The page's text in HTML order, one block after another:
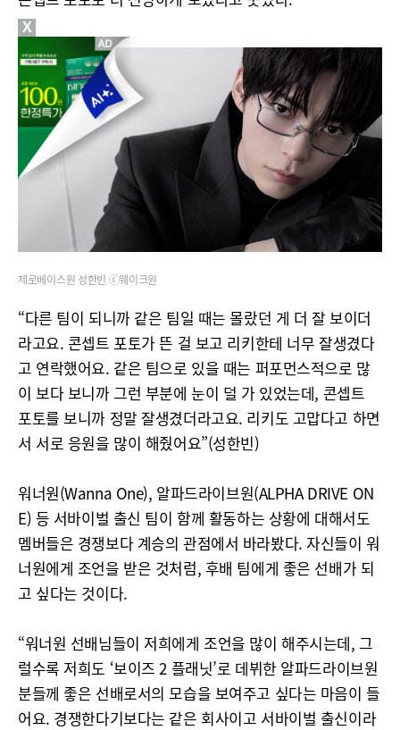
제로베이스원 성한빈 ⓒ웨이크원
“다른 팀이 되니까 같은 팀일 때는 몰랐던 게 더 잘 보이더
라고요. 콘셉트 포토가 뜬 걸 보고 리키한테 너무 잘생겼다
고 연락했어요. 같은 팀으로 있을 때는 퍼포먼스적으로 많
이 보다 보니까 그런 부분에 눈이 덜 가 있었는데, 콘셉트
포토를 보니까 정말 잘생겼더라고요. 리키도 고맙다고 하면
서 서로 응원을 많이 해줬어요”(성한빈)
워너원(Wanna One), 알파드라이브원(ALPHA DRIVE ON
E) 등 서바이벌 출신 팀이 함께 활동하는 상황에 대해서도
멤버들은 경쟁보다 계승의 관점에서 바라봤다. 자신들이 워
너원에게 조언을 받은 것처럼, 후배 팀에게 좋은 선배가 되
고 싶다는 것이다.
“워너원 선배님들이 저희에게 조언을 많이 해주시는데, 그
럴수록 저희도 ‘보이즈 2 플래닛’로 데뷔한 알파드라이브원
분들께 좋은 선배로서의 모습을 보여주고 싶다는 마음이 들
어요. 경쟁한다기보다는 같은 회사이고 서바이벌 출신이라
X